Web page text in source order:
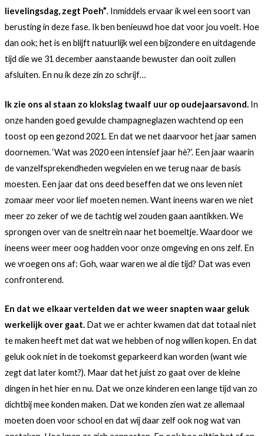
lievelingsdag, zegt Poeh”. Inmiddels ervaar ik wel een soort van
berusting in deze fase. Ik ben benieuwd hoe dat voor jou voelt. Hoe
dan ook; het is en blijft natuurlijk wel een bijzondere en uitdagende
tijd die we 31 december aanstaande bewuster dan ooit zullen
afsluiten. En nu ik deze zin zo schrijf…
Ik zie ons al staan zo klokslag twaalf uur op oudejaarsavond. In
onze handen goed gevulde champagneglazen wachtend op een
toost op een gezond 2021. En dat we net daarvoor het jaar samen
doornemen. ‘Wat was 2020 een intensief jaar hè?’. Een jaar waarin
de vanzelfsprekendheden wegvielen en we terug naar de basis
moesten. Een jaar dat ons deed beseffen dat we ons leven niet
zomaar meer voor lief moeten nemen. Want ineens waren we niet
meer zo zeker of we de tachtig wel zouden gaan aantikken. We
sprongen over van de sneltrein naar het boemeltje. Waardoor we
ineens weer meer oog hadden voor onze omgeving en ons zelf. En
we vroegen ons af: Goh, waar waren we al die tijd? Dat was even
confronterend.
En dat we elkaar vertelden dat we weer snapten waar geluk
werkelijk over gaat. Dat we er achter kwamen dat dat totaal niet
te maken heeft met dat wat we hebben of nog willen kopen. En dat
geluk ook niet in de toekomst geparkeerd kan worden (want wie
zegt dat later komt?). Maar dat het juist zo gaat over de kleine
dingen in het hier en nu. Dat we onze kinderen een lange tijd van zo
dichtbij mee konden maken. Dat we konden zien wat ze allemaal
moeten doen voor school en dat wij daar zelf ook nog wat van